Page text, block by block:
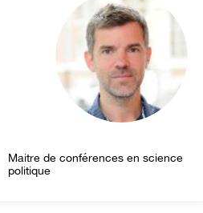
Maitre de conférences en science
politique